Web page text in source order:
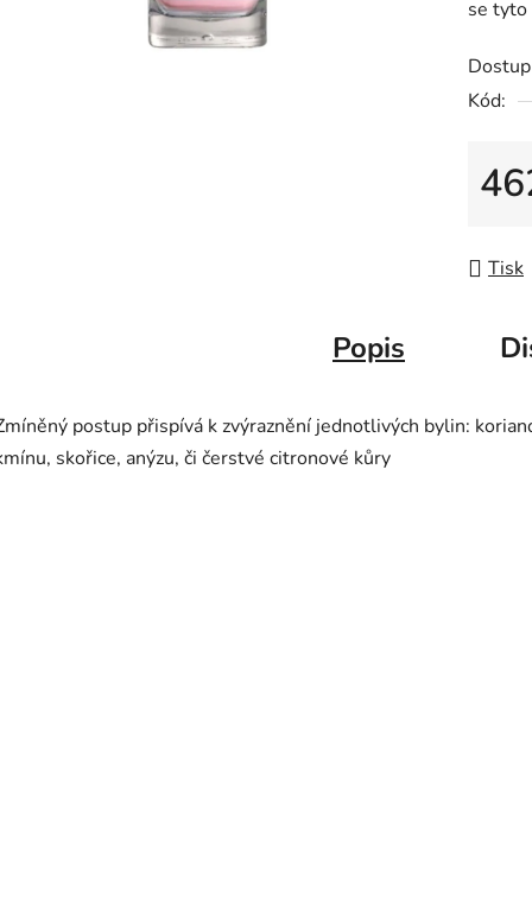
z
se tyto
Kód:
Tisk
Popis
postup přispívá k zvýraznění jednotlivých bylin:
skořice, anýzu, či čerstvé citronové kůry